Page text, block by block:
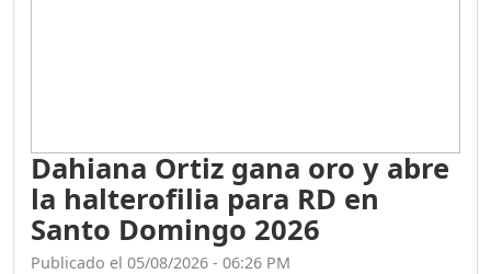
Dahiana Ortiz gana oro y abre
la halterofilia para RD en
Santo Domingo 2026
Publicado el 05/08/2026 - 06:26 PM